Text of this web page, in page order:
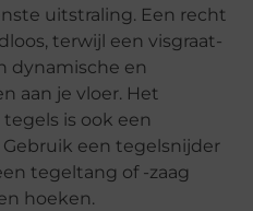
uitstraling. Een recht
terwijl een visgraat-
dynamische en
aan je vloer. Het
is ook een
een tegelsnijder
tegeltang of -zaag
hoeken.